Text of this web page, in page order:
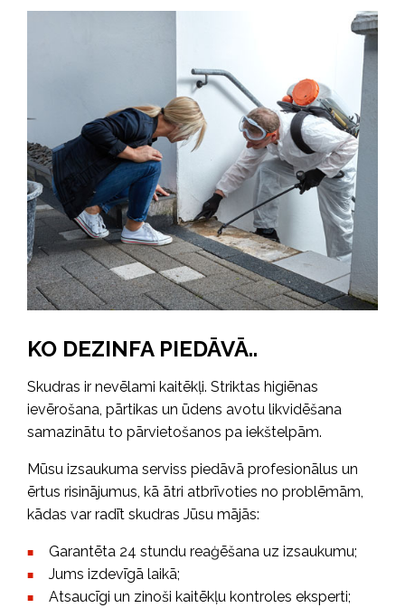
KO DEZINFA PIEDĀVĀ..
Skudras ir nevēlami kaitēkļi. Striktas higiēnas
ievērošana, pārtikas un ūdens avotu likvidēšana
samazinātu to pārvietošanos pa iekštelpām.
Mūsu izsaukuma serviss piedāvā profesionālus un
ērtus risinājumus, kā ātri atbrīvoties no problēmām,
kādas var radīt skudras Jūsu mājās:
Garantēta 24 stundu reaģēšana uz izsaukumu;
Jums izdevīgā laikā;
Atsaucīgi un zinoši kaitēkļu kontroles eksperti;